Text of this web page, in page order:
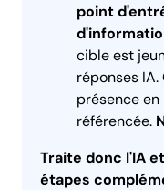
point
cible est
réponses
présence
référencée.
Traite donc l'IA
étapes